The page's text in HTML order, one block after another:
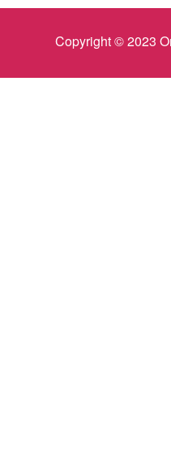
Copyright © 2023